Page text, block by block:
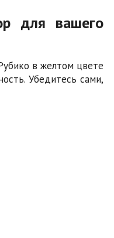
для вашего
в желтом цвете
Убедитесь сами,